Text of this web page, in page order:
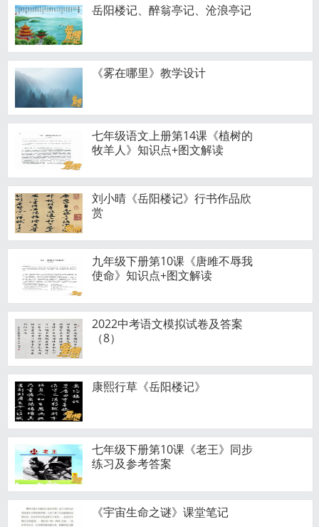
岳阳楼记、醉翁亭记、沧浪亭记
《雾在哪里》教学设计
七年级语文上册第14课《植树的
牧羊人》知识点+图文解读
刘小晴《岳阳楼记》行书作品欣
赏
九年级下册第10课《唐雎不辱我
使命》知识点+图文解读
2022中考语文模拟试卷及答案
（8）
康熙行草《岳阳楼记》
七年级下册第10课《老王》同步
练习及参考答案
《宇宙生命之谜》课堂笔记